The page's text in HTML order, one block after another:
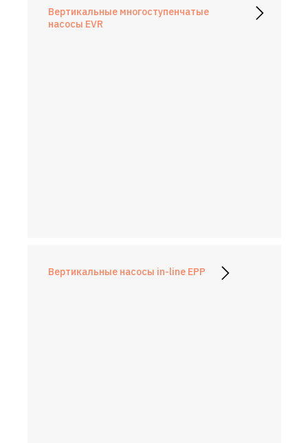
Вертикальные многоступенчатые
насосы EVR
Вертикальные насосы in-line EPP